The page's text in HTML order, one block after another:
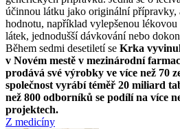
účinnou látku jako originální přípravky,
hodnotu, například vylepšenou
látek, jednodušší dávkování nebo
Během sedmi desetiletí se Krka
v Novém mestě v mezinárodní
prodává své výrobky ve více než 70
společnost vyrábí téměř 20 miliard
než 800 odborníků se podílí na více
projektech.
Z medicíny